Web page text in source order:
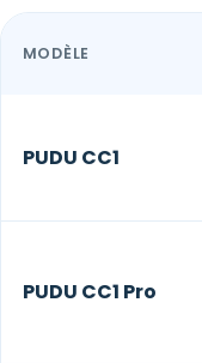
MODÈLE
PUDU CC1
PUDU CC1 Pro